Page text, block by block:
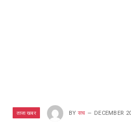
ताजा खबर BY सच DECEMBER